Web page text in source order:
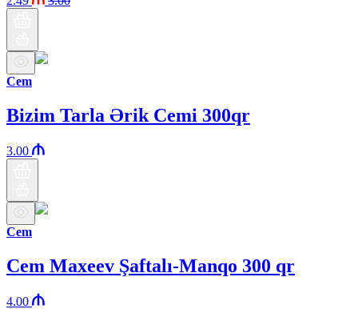
Cem
Bizim Tarla Ərik Cemi 300qr
3.00
Cem
Cem Maxeev Şaftalı-Manqo 300 qr
4.00